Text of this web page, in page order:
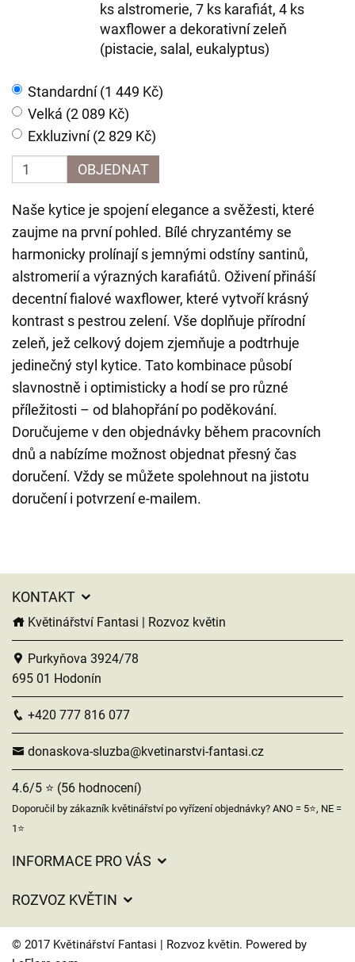
ks alstromerie, 7 ks karafiát, 4 ks
waxflower a dekorativní zeleň
(pistacie, salal, eukalyptus)
Standardní (1 449 Kč)
Velká (2 089 Kč)
Exkluzivní (2 829 Kč)
OBJEDNAT
Naše kytice je spojení elegance a svěžesti, které
zaujme na první pohled. Bílé chryzantémy se
harmonicky prolínají s jemnými odstíny santinů,
alstromerií a výrazných karafiátů. Oživení přináší
decentní fialové waxflower, které vytvoří krásný
kontrast s pestrou zelení. Vše doplňuje přírodní
zeleň, jež celkový dojem zjemňuje a podtrhuje
jedinečný styl kytice. Tato kombinace působí
slavnostně i optimisticky a hodí se pro různé
příležitosti – od blahopřání po poděkování.
Doručujeme v den objednávky během pracovních
dnů a nabízíme možnost objednat přesný čas
doručení. Vždy se můžete spolehnout na jistotu
doručení i potvrzení e-mailem.
KONTAKT
Květinářství Fantasi | Rozvoz květin
Purkyňova 3924/78
695 01 Hodonín
+420 777 816 077
donaskova-sluzba@kvetinarstvi-fantasi.cz
4.6/5 ⭐ (56 hodnocení)
Doporučil by zákazník květinářství po vyřízení objednávky? ANO = 5⭐, NE =
1⭐
INFORMACE PRO VÁS
Často kladené dotazy
ROZVOZ KVĚTIN
Ceny za doručení
Kam doručujeme květiny
© 2017 Květinářství Fantasi | Rozvoz květin. Powered by